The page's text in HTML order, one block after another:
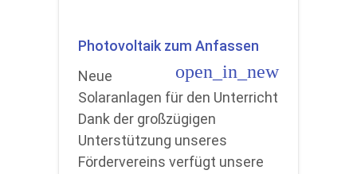
Photovoltaik zum Anfassen
open_in_new
Neue
Solaranlagen für den Unterricht
Dank der großzügigen
Unterstützung unseres
Fördervereins verfügt unsere